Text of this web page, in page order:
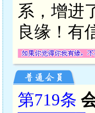
系，增进
良缘！有
第719条